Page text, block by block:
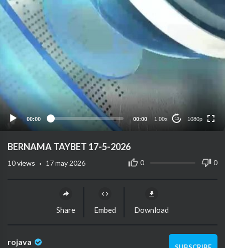
00:00 00:00 1.00x 10 1080p
BERNAMA TAYBET 17-5-2026
0 0
10views · 17 may 2026
Share Embed Download
rojava